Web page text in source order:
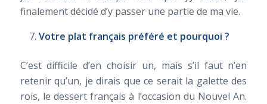
finalement décidé d’y passer une partie de ma vie.
Votre plat français préféré et pourquoi ?
C’est difficile d’en choisir un, mais s’il faut n’en
retenir qu’un, je dirais que ce serait la galette des
rois, le dessert français à l’occasion du Nouvel An.